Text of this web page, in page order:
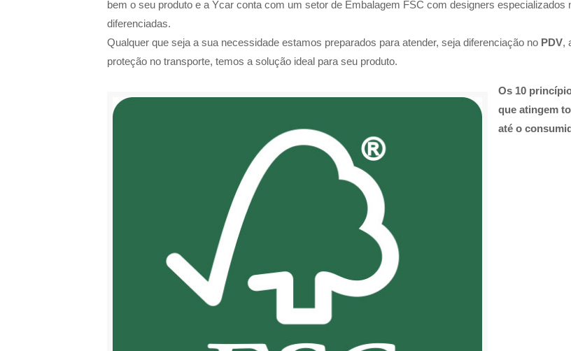
bem o seu produto e a Ycar conta com um setor de Embalagem FSC com designers
diferenciadas.
Qualquer que seja a sua necessidade estamos preparados para atender, seja diferenciação no PDV,
proteção no transporte, temos a solução ideal para seu produto.
Os 10
que atingem
até o